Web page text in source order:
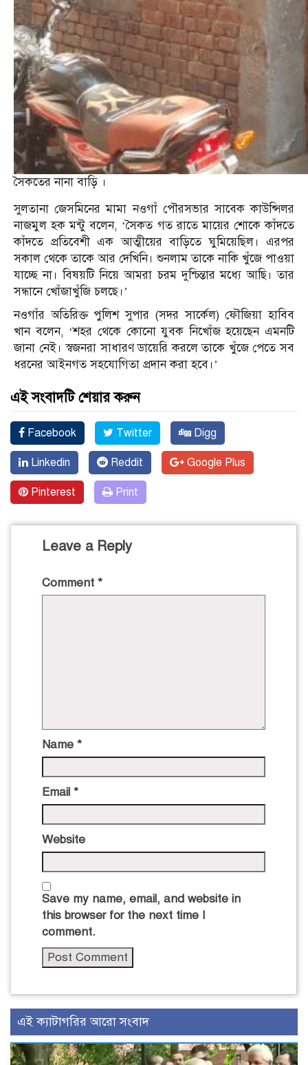
সৈকতের নানা বাড়ি ।
সুলতানা জেসমিনের মামা নওগাঁ পৌরসভার সাবেক কাউন্সিলর
নাজমুল হক মন্টু বলেন, ‘সৈকত গত রাতে মায়ের শোকে কাঁদতে
কাঁদতে প্রতিবেশী এক আত্মীয়ের বাড়িতে ঘুমিয়েছিল। এরপর
সকাল থেকে তাকে আর দেখিনি। শুনলাম তাকে নাকি খুঁজে পাওয়া
যাচ্ছে না। বিষয়টি নিয়ে আমরা চরম দুশ্চিন্তার মধ্যে আছি। তার
সন্ধানে খোঁজাখুঁজি চলছে।’
নওগাঁর অতিরিক্ত পুলিশ সুপার (সদর সার্কেল) ফৌজিয়া হাবিব
খান বলেন, ‘শহর থেকে কোনো যুবক নিখোঁজ হয়েছেন এমনটি
জানা নেই। স্বজনরা সাধারণ ডায়েরি করলে তাকে খুঁজে পেতে সব
ধরনের আইনগত সহযোগিতা প্রদান করা হবে।’
এই সংবাদটি শেয়ার করুন
Facebook Twitter Digg
Linkedin Reddit Google Plus
Pinterest Print
Leave a Reply
Comment *
Name *
Email *
Website
Save my name, email, and website in
this browser for the next time I
comment.
এই ক্যাটাগরির আরো সংবাদ